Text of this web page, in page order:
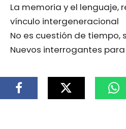
La memoria y el lenguaje,
vínculo intergeneracional
No es cuestión de tiempo,
Nuevos interrogantes